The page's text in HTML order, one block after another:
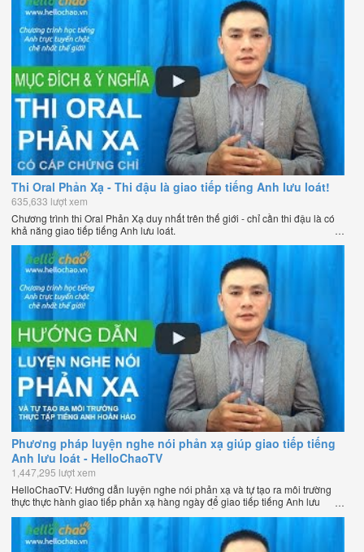
Thi Oral Phản Xạ - Thi đậu là giao tiếp tiếng Anh lưu loát!
635,633 lượt xem
Chương trình thi Oral Phản Xạ duy nhất trên thế giới - chỉ cần thi đậu là có
khả năng giao tiếp tiếng Anh lưu loát.
Phương pháp luyện nghe nói phản xạ giúp giao tiếp tiếng
Anh lưu loát - HelloChaoTV
1,447,295 lượt xem
HelloChaoTV: Hướng dẫn luyện nghe nói phản xạ và tự tạo ra môi trường
thực thực hành giao tiếp phản xạ hàng ngày để giao tiếp tiếng Anh lưu
loát như người bản xứ của thầy Phạm Việt Thắng - đồng sáng lập
HelloChao.vn - Chương trình dạy tiếng Anh trực tuyến chặt chẽ nhất thế
giới.